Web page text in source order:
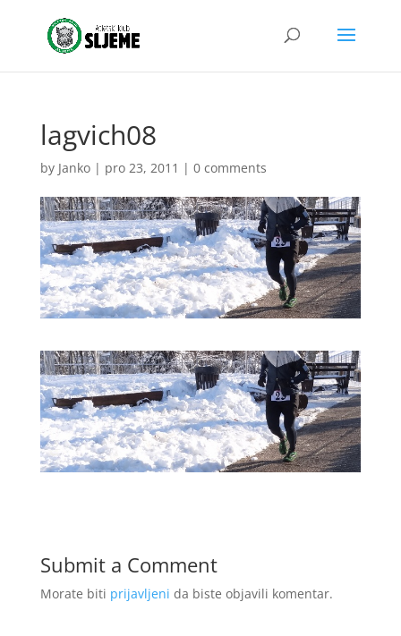
lagvich08
by Janko| pro 23, 2011 | 0 comments
Submit a Comment
Morate biti prijavljeni da biste objavili komentar.